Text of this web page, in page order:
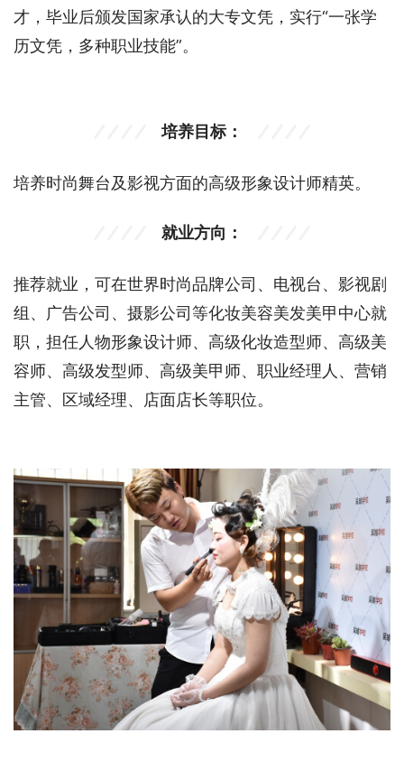
才，毕业后颁发国家承认的大专文凭，实行“一张学
历文凭，多种职业技能”。
培养目标：
培养时尚舞台及影视方面的高级形象设计师精英。
就业方向：
推荐就业，可在世界时尚品牌公司、电视台、影视剧
组、广告公司、摄影公司等化妆美容美发美甲中心就
职，担任人物形象设计师、高级化妆造型师、高级美
容师、高级发型师、高级美甲师、职业经理人、营销
主管、区域经理、店面店长等职位。